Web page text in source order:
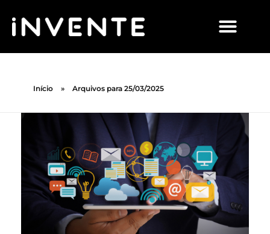
Início » Arquivos para 25/03/2025